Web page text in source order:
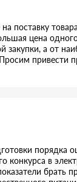
поставку
цена
закупки, а от
привести
порядка
конкурса в
брать